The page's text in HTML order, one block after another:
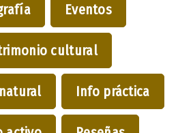
Eventos
cultural
Info práctica